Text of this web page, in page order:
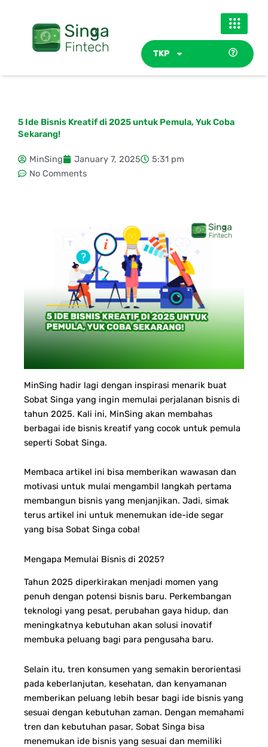
TKP
5 Ide Bisnis Kreatif di 2025 untuk Pemula, Yuk Coba
Sekarang!
MinSing January 7, 2025
5:31 pm
No Comments
MinSing hadir lagi dengan inspirasi menarik buat
Sobat Singa yang ingin memulai perjalanan bisnis di
tahun 2025. Kali ini, MinSing akan membahas
berbagai ide bisnis kreatif yang cocok untuk pemula
seperti Sobat Singa.
Membaca artikel ini bisa memberikan wawasan dan
motivasi untuk mulai mengambil langkah pertama
membangun bisnis yang menjanjikan. Jadi, simak
terus artikel ini untuk menemukan ide-ide segar
yang bisa Sobat Singa coba!
Mengapa Memulai Bisnis di 2025?
Tahun 2025 diperkirakan menjadi momen yang
penuh dengan potensi bisnis baru. Perkembangan
teknologi yang pesat, perubahan gaya hidup, dan
meningkatnya kebutuhan akan solusi inovatif
membuka peluang bagi para pengusaha baru.
Selain itu, tren konsumen yang semakin berorientasi
pada keberlanjutan, kesehatan, dan kenyamanan
memberikan peluang lebih besar bagi ide bisnis yang
sesuai dengan kebutuhan zaman. Dengan memahami
tren dan kebutuhan pasar, Sobat Singa bisa
menemukan ide bisnis yang sesuai dan memiliki